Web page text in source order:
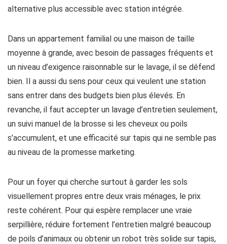
alternative plus accessible avec station intégrée.
Dans un appartement familial ou une maison de taille
moyenne à grande, avec besoin de passages fréquents et
un niveau d’exigence raisonnable sur le lavage, il se défend
bien. Il a aussi du sens pour ceux qui veulent une station
sans entrer dans des budgets bien plus élevés. En
revanche, il faut accepter un lavage d’entretien seulement,
un suivi manuel de la brosse si les cheveux ou poils
s’accumulent, et une efficacité sur tapis qui ne semble pas
au niveau de la promesse marketing.
Pour un foyer qui cherche surtout à garder les sols
visuellement propres entre deux vrais ménages, le prix
reste cohérent. Pour qui espère remplacer une vraie
serpillière, réduire fortement l’entretien malgré beaucoup
de poils d’animaux ou obtenir un robot très solide sur tapis,